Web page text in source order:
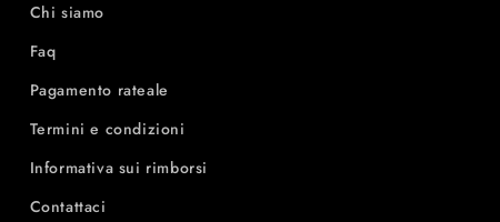
Chi siamo
Faq
Pagamento rateale
Termini e condizioni
Informativa sui rimborsi
Contattaci